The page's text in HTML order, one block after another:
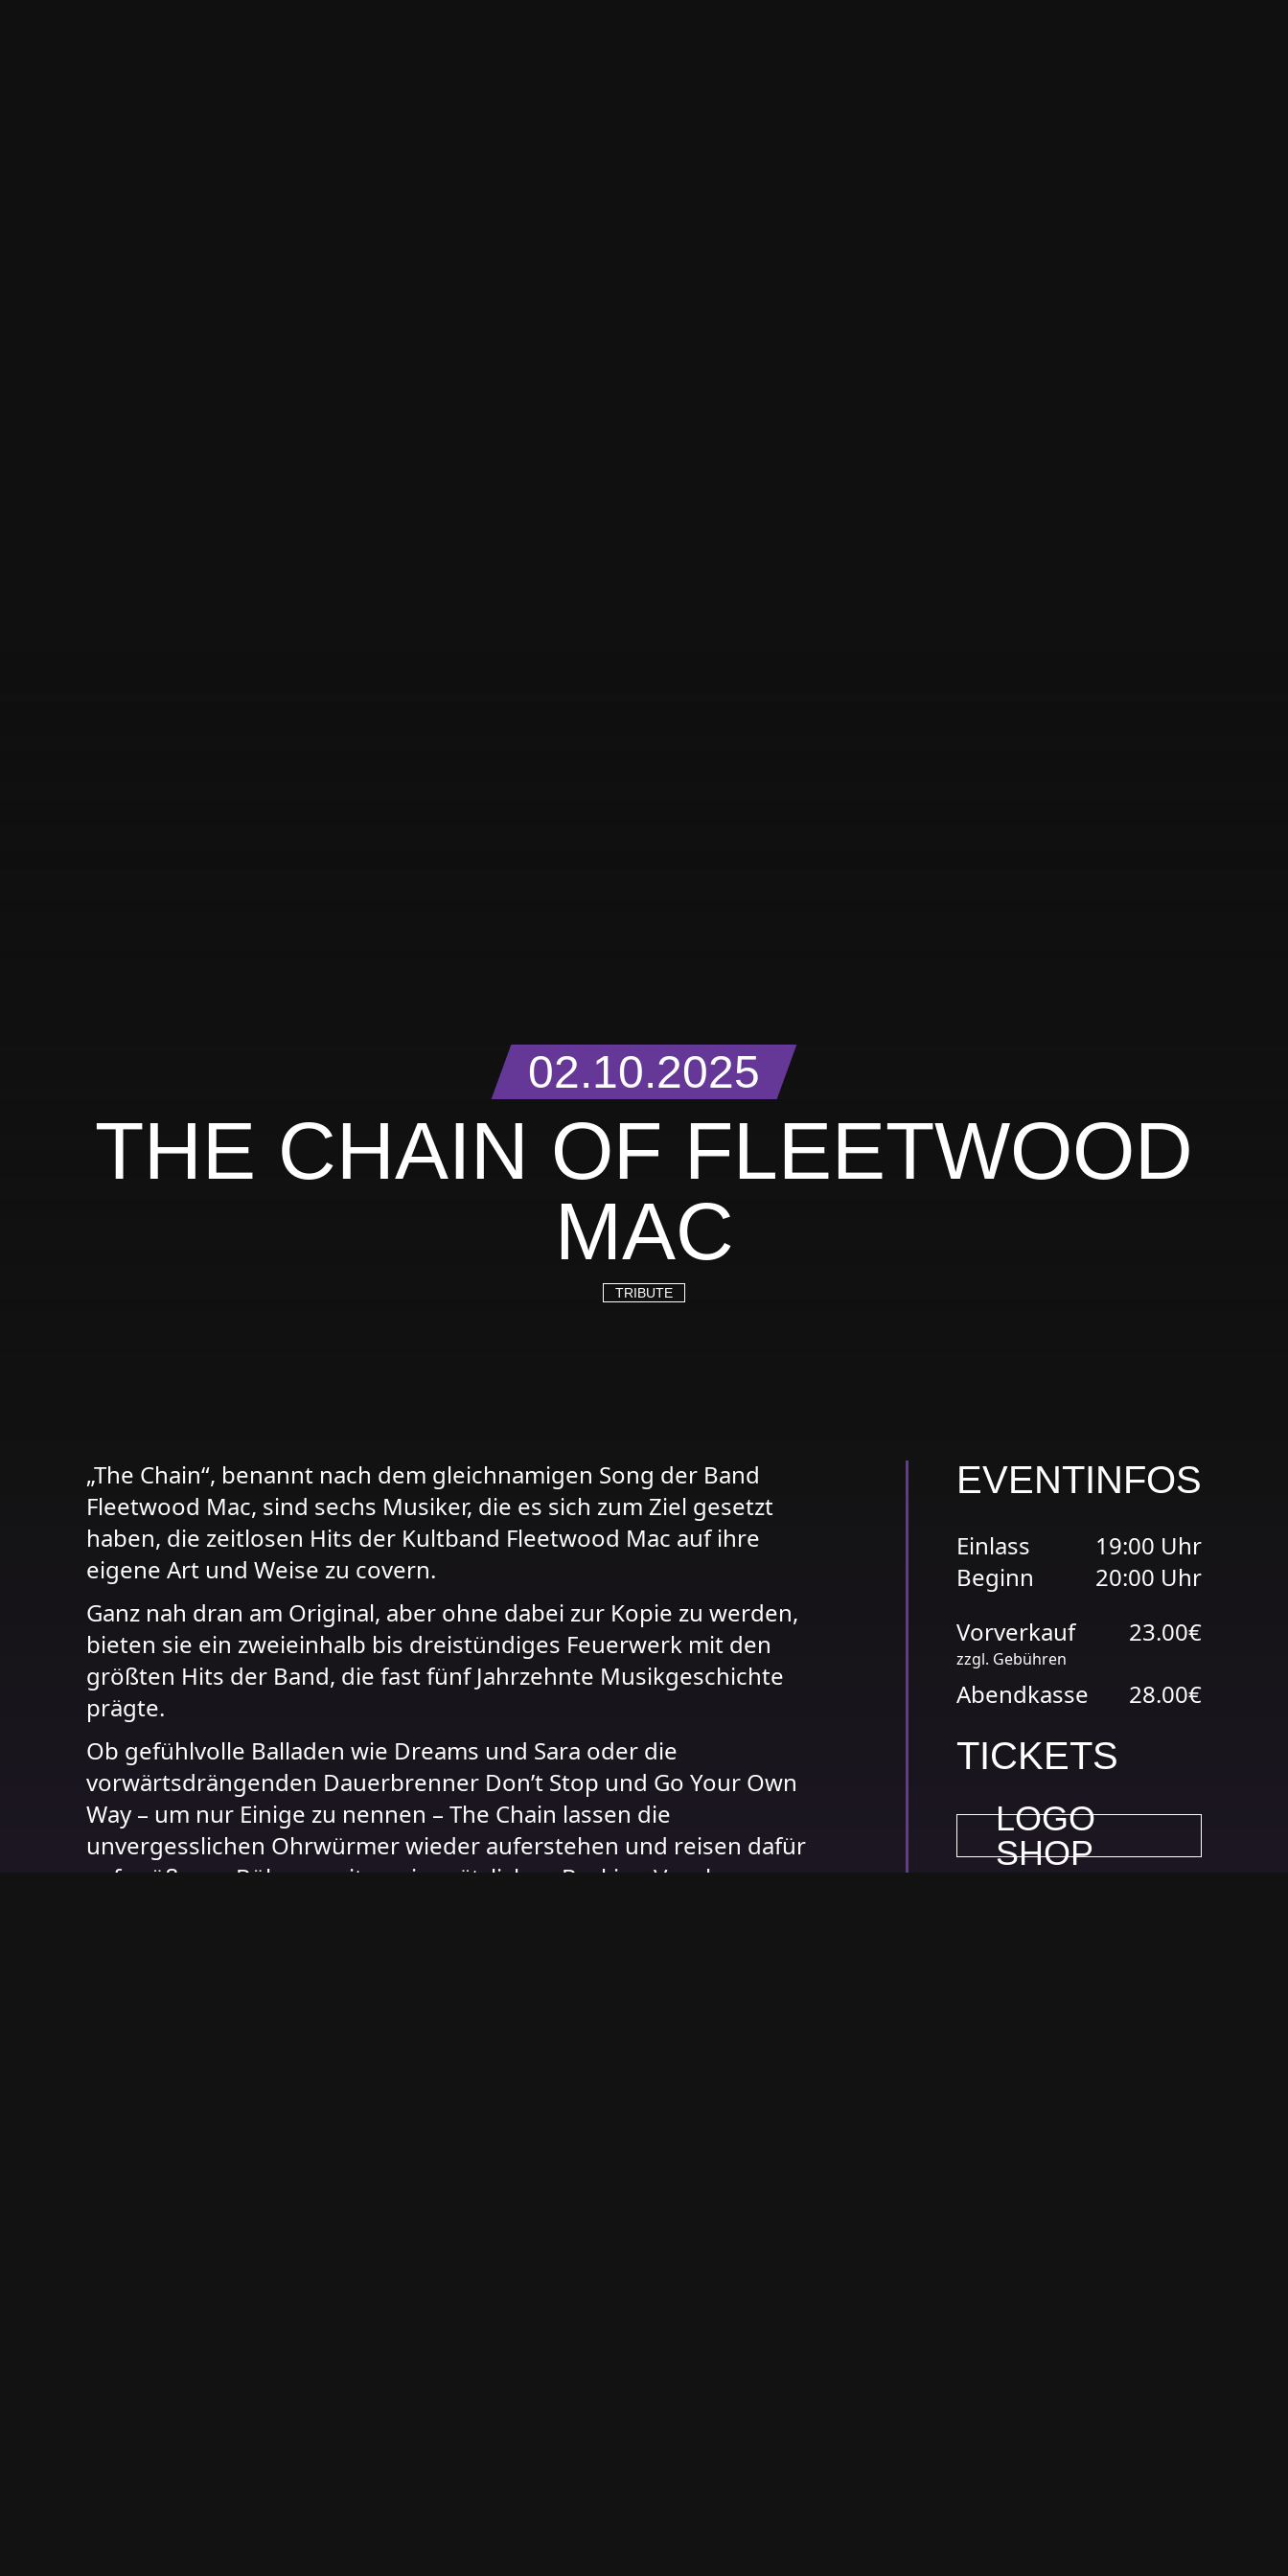
02.10.2025
THE CHAIN OF FLEETWOOD
MAC
TRIBUTE
„The Chain“, benannt nach dem gleichnamigen Song der Band
Fleetwood Mac, sind sechs Musiker, die es sich zum Ziel gesetzt
haben, die zeitlosen Hits der Kultband Fleetwood Mac auf ihre
eigene Art und Weise zu covern.
Ganz nah dran am Original, aber ohne dabei zur Kopie zu werden,
bieten sie ein zweieinhalb bis dreistündiges Feuerwerk mit den
größten Hits der Band, die fast fünf Jahrzehnte Musikgeschichte
prägte.
Ob gefühlvolle Balladen wie Dreams und Sara oder die
vorwärtsdrängenden Dauerbrenner Don’t Stop und Go Your Own
Way – um nur Einige zu nennen – The Chain lassen die
unvergesslichen Ohrwürmer wieder auferstehen und reisen dafür
auf größeren Bühnen mit zwei zusätzlichen Backing Vocals an.
EVENTINFOS
Einlass
19:00 Uhr
Beginn
20:00 Uhr
Vorverkauf
23.00€
zzgl. Gebühren
Abendkasse 28.00€
TICKETS
LOGO
SHOP